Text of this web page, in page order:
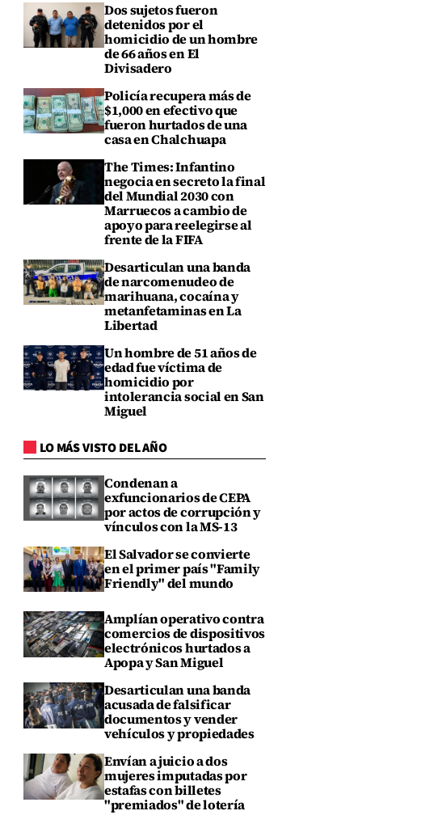
Dos sujetos fueron
detenidos por el
homicidio de un hombre
de 66 años en El
Divisadero
Policía recupera más de
$1,000 en efectivo que
fueron hurtados de una
casa en Chalchuapa
The Times: Infantino
negocia en secreto la final
del Mundial 2030 con
Marruecos a cambio de
apoyo para reelegirse al
frente de la FIFA
Desarticulan una banda
de narcomenudeo de
marihuana, cocaína y
metanfetaminas en La
Libertad
Un hombre de 51 años de
edad fue víctima de
homicidio por
intolerancia social en San
Miguel
LO MÁS VISTO DEL AÑO
Condenan a
exfuncionarios de CEPA
por actos de corrupción y
vínculos con la MS-13
El Salvador se convierte
en el primer país "Family
Friendly" del mundo
Amplían operativo contra
comercios de dispositivos
electrónicos hurtados a
Apopa y San Miguel
Desarticulan una banda
acusada de falsificar
documentos y vender
vehículos y propiedades
Envían a juicio a dos
mujeres imputadas por
estafas con billetes
"premiados" de lotería